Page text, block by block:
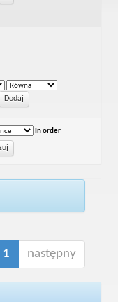
In order
1 następny